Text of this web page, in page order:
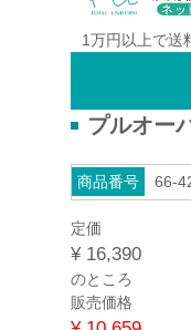
1万円以上で送
プルオー
商品番号 66-
定価
¥ 16,390
のところ
販売価格